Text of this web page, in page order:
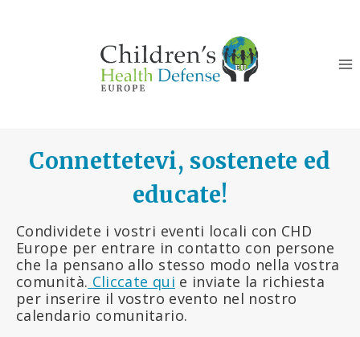
Connettetevi, sostenete ed
educate!
Condividete i vostri eventi locali con CHD
Europe per entrare in contatto con persone
che la pensano allo stesso modo nella vostra
comunità. Cliccate qui e inviate la richiesta
per inserire il vostro evento nel nostro
calendario comunitario.